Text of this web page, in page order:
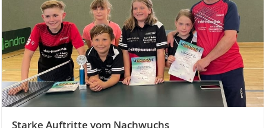
Starke Auftritte vom Nachwuchs